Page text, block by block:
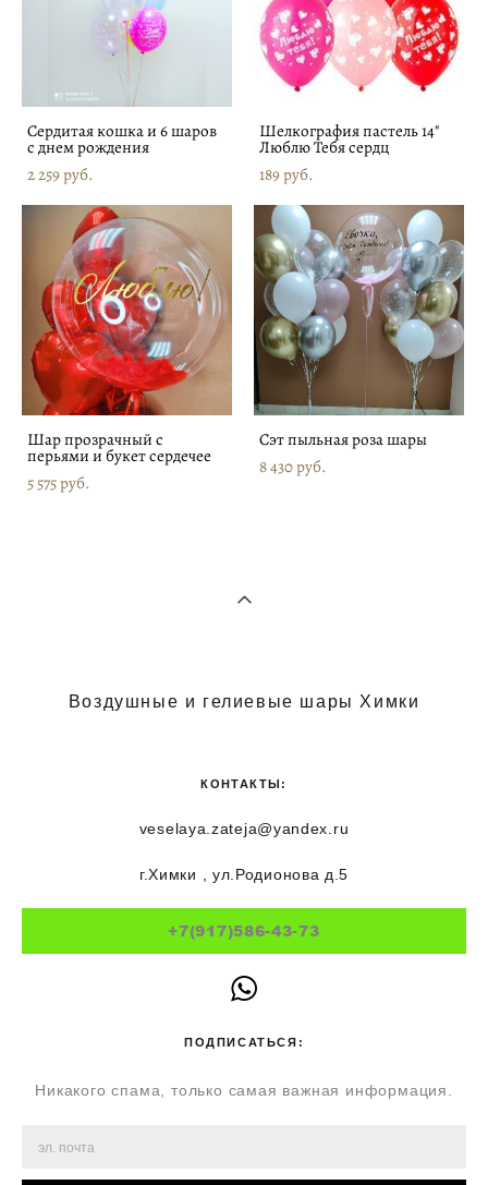
Сердитая кошка и 6 шаров
с днем рождения
2 259 pуб.
Шелкография пастель 14"
Люблю Тебя сердц
189 pуб.
Шар прозрачный с
перьями и букет сердечее
5 575 pуб.
Сэт пыльная роза шары
8 430 pуб.
Воздушные и гелиевые шары Химки
КОНТАКТЫ:
veselaya.zateja@yandex.ru
г.Химки , ул.Родионова д.5
+7(917)586-43-73
ПОДПИСАТЬСЯ:
Никакого спама, только самая важная информация.